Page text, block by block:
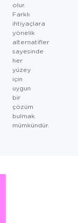
olur.
Farklı
ihtiyaçlara
yönelik
alternatifler
sayesinde
her
yüzey
için
uygun
bir
çözüm
bulmak
mümkündür.